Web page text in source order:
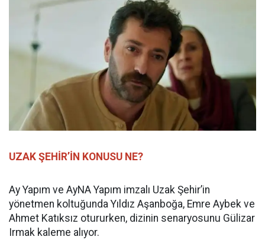
UZAK ŞEHİR’İN KONUSU NE?
Ay Yapım ve AyNA Yapım imzalı Uzak Şehir’in
yönetmen koltuğunda Yıldız Aşanboğa, Emre Aybek ve
Ahmet Katıksız otururken, dizinin senaryosunu Gülizar
Irmak kaleme alıyor.